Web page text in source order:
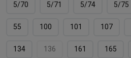
5/70 5/71 5/74 5/75
55 100 101 107
134 136 161 165